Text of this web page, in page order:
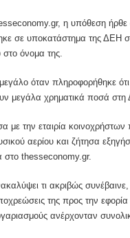
η υπόθεση ήρθε
σε υποκατάστημα της ΔΕΗ
στο όνομα της.
όταν πληροφορήθηκε ότι
μεγάλα χρηματικά ποσά
με την εταιρία
αερίου και ζήτησα
thesseconomy.gr.
τι ακριβώς
της προς την
ανέρχονταν